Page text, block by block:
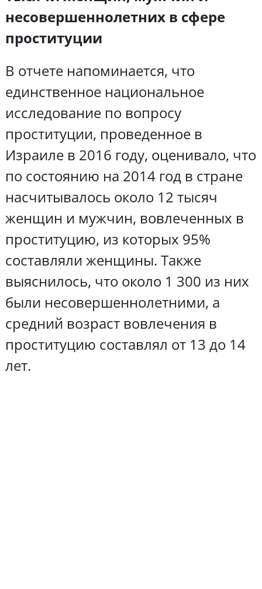
несовершеннолетних в сфере
проституции
В отчете напоминается, что
единственное национальное
исследование по вопросу
проституции, проведенное в
Израиле в 2016 году, оценивало, что
по состоянию на 2014 год в стране
насчитывалось около 12 тысяч
женщин и мужчин, вовлеченных в
проституцию, из которых 95%
составляли женщины. Также
выяснилось, что около 1 300 из них
были несовершеннолетними, а
средний возраст вовлечения в
проституцию составлял от 13 до 14
лет.